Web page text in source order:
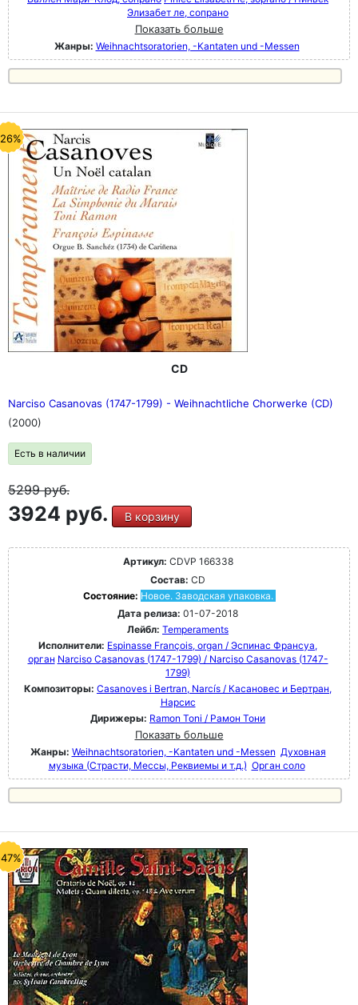
Элизабет ле, сопрано
Показать больше
Жанры: Weihnachtsoratorien, -Kantaten und -Messen
CD
Narciso Casanovas (1747-1799) - Weihnachtliche Chorwerke (CD)
(2000)
Есть в наличии
5299руб.
3924 руб. В корзину
Артикул: CDVP 166338
Состав: CD
Состояние: Новое. Заводская упаковка.
Дата релиза: 01-07-2018
Лейбл: Temperaments
Исполнители: Espinasse François, organ / Эспинас Франсуа,
орган Narciso Casanovas (1747-1799) / Narciso Casanovas (1747-
1799)
Композиторы: Casanoves i Bertran, Narcís / Касановес и Бертран,
Нарсис
Дирижеры: Ramon Toni / Рамон Тони
Показать больше
Жанры: Weihnachtsoratorien, -Kantaten und -Messen Духовная
музыка (Страсти, Мессы, Реквиемы и т.д.) Орган соло